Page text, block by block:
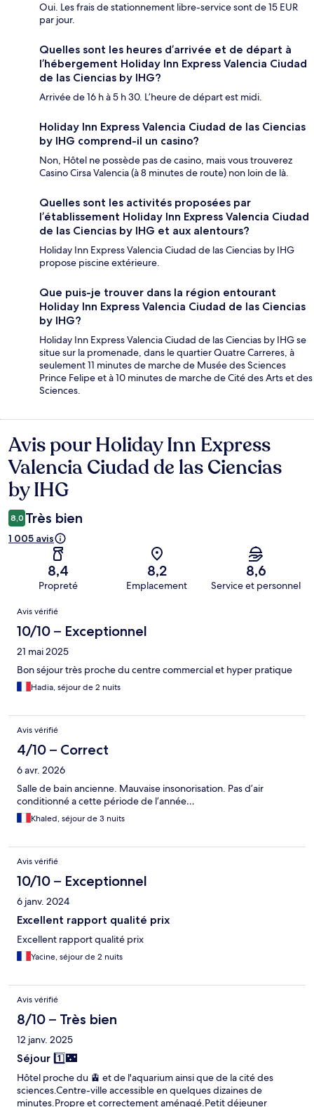
Oui. Les frais de stationnement libre-service sont de 15 EUR
par jour.
Quelles sont les heures d’arrivée et de départ à
l’hébergement Holiday Inn Express Valencia Ciudad
de las Ciencias by IHG?
Arrivée de 16 h à 5 h 30. L’heure de départ est midi.
Holiday Inn Express Valencia Ciudad de las Ciencias
by IHG comprend-il un casino?
Non, Hôtel ne possède pas de casino, mais vous trouverez
Casino Cirsa Valencia (à 8 minutes de route) non loin de là.
Quelles sont les activités proposées par
l’établissement Holiday Inn Express Valencia Ciudad
de las Ciencias by IHG et aux alentours?
Holiday Inn Express Valencia Ciudad de las Ciencias by IHG
propose piscine extérieure.
Que puis-je trouver dans la région entourant
Holiday Inn Express Valencia Ciudad de las Ciencias
by IHG?
Holiday Inn Express Valencia Ciudad de las Ciencias by IHG se
situe sur la promenade, dans le quartier Quatre Carreres, à
seulement 11 minutes de marche de Musée des Sciences
Prince Felipe et à 10 minutes de marche de Cité des Arts et des
Sciences.
Avis
Avis pour Holiday Inn Express
Valencia Ciudad de las Ciencias
by IHG
8,0 Très bien
1 005 avis
8,4
Propreté
8,2
Emplacement
8,6
Service et personnel
Avis
Avis vérifié
10/10 – Exceptionnel
21 mai 2025
Bon séjour très proche du centre commercial et hyper pratique
Hadia, séjour de 2 nuits
Avis vérifié
4/10 – Correct
6 avr. 2026
Salle de bain ancienne. Mauvaise insonorisation. Pas d’air
conditionné a cette période de l’année…
Khaled, séjour de 3 nuits
Avis vérifié
10/10 – Exceptionnel
6 janv. 2024
Excellent rapport qualité prix
Excellent rapport qualité prix
Yacine, séjour de 2 nuits
Avis vérifié
8/10 – Très bien
12 janv. 2025
Séjour 1️⃣🌃
Hôtel proche du 🚊 et de l'aquarium ainsi que de la cité des
sciences.Centre-ville accessible en quelques dizaines de
minutes.Propre et correctement aménagé.Petit déjeuner